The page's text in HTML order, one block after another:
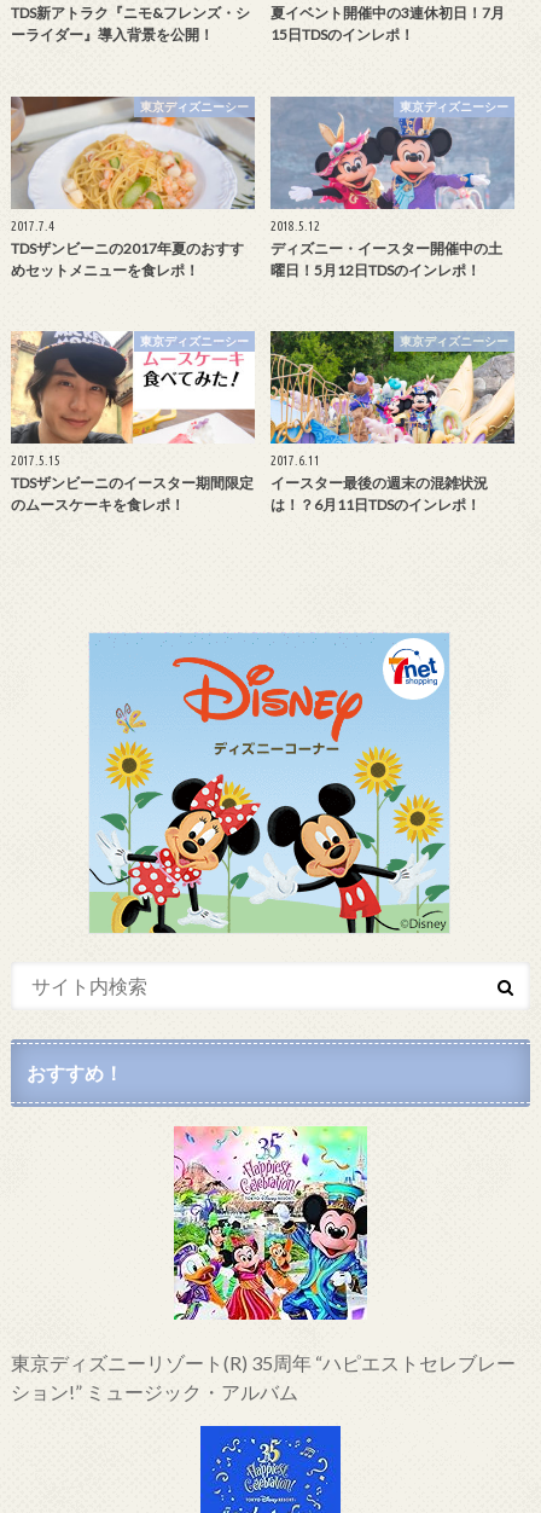
TDS新アトラク『ニモ&フレンズ・シ
ーライダー』導入背景を公開！
夏イベント開催中の3連休初日！7月
15日TDSのインレポ！
東京ディズニーシー
2017.7.4
TDSザンビーニの2017年夏のおすす
めセットメニューを食レポ！
東京ディズニーシー
2018.5.12
ディズニー・イースター開催中の土
曜日！5月12日TDSのインレポ！
東京ディズニーシー
2017.5.15
TDSザンビーニのイースター期間限定
のムースケーキを食レポ！
東京ディズニーシー
2017.6.11
イースター最後の週末の混雑状況
は！？6月11日TDSのインレポ！
おすすめ！
東京ディズニーリゾート(R) 35周年 “ハピエストセレブレー
ション!” ミュージック・アルバム